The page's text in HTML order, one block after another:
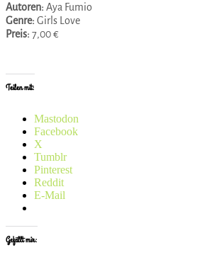
Autoren: Aya Fumio
Genre: Girls Love
Preis: 7,00 €
Teilen mit:
Mastodon
Facebook
X
Tumblr
Pinterest
Reddit
E-Mail
Gefällt mir: